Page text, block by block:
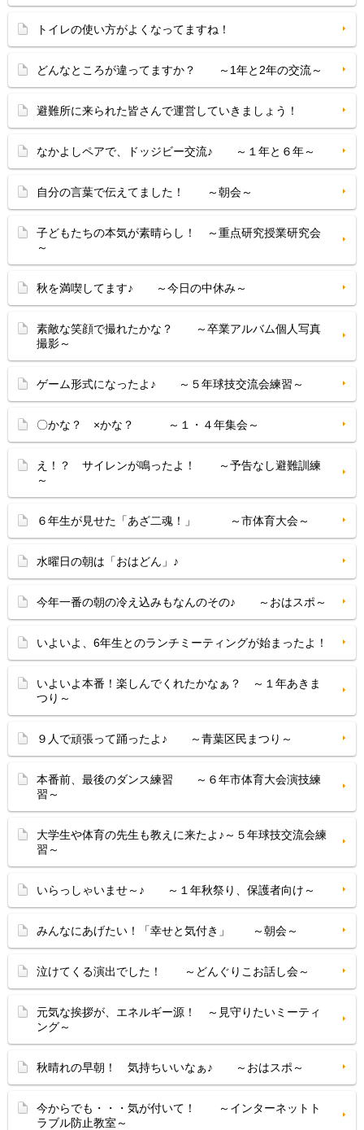
トイレの使い方がよくなってますね！
どんなところが違ってますか？ ～1年と2年の交流～
避難所に来られた皆さんで運営していきましょう！
なかよしペアで、ドッジビー交流♪ ～１年と６年～
自分の言葉で伝えてました！ ～朝会～
子どもたちの本気が素晴らし！ ～重点研究授業研究会
～
秋を満喫してます♪ ～今日の中休み～
素敵な笑顔で撮れたかな？ ～卒業アルバム個人写真
撮影～
ゲーム形式になったよ♪ ～５年球技交流会練習～
〇かな？ ×かな？ ～１・４年集会～
え！？ サイレンが鳴ったよ！ ～予告なし避難訓練
～
６年生が見せた「あざ二魂！」 ～市体育大会～
水曜日の朝は「おはどん」♪
今年一番の朝の冷え込みもなんのその♪ ～おはスポ～
いよいよ、6年生とのランチミーティングが始まったよ！
いよいよ本番！楽しんでくれたかなぁ？ ～１年あきま
つり～
９人で頑張って踊ったよ♪ ～青葉区民まつり～
本番前、最後のダンス練習 ～６年市体育大会演技練
習～
大学生や体育の先生も教えに来たよ♪～５年球技交流会練
習～
いらっしゃいませ～♪ ～１年秋祭り、保護者向け～
みんなにあげたい！「幸せと気付き」 ～朝会～
泣けてくる演出でした！ ～どんぐりこお話し会～
元気な挨拶が、エネルギー源！ ～見守りたいミーティ
ング～
秋晴れの早朝！ 気持ちいいなぁ♪ ～おはスポ～
今からでも・・・気が付いて！ ～インターネットト
ラブル防止教室～